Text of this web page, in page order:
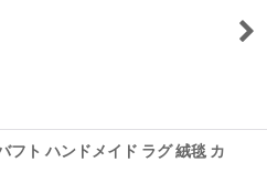
ト ハンドメイド ラグ 絨毯 カ